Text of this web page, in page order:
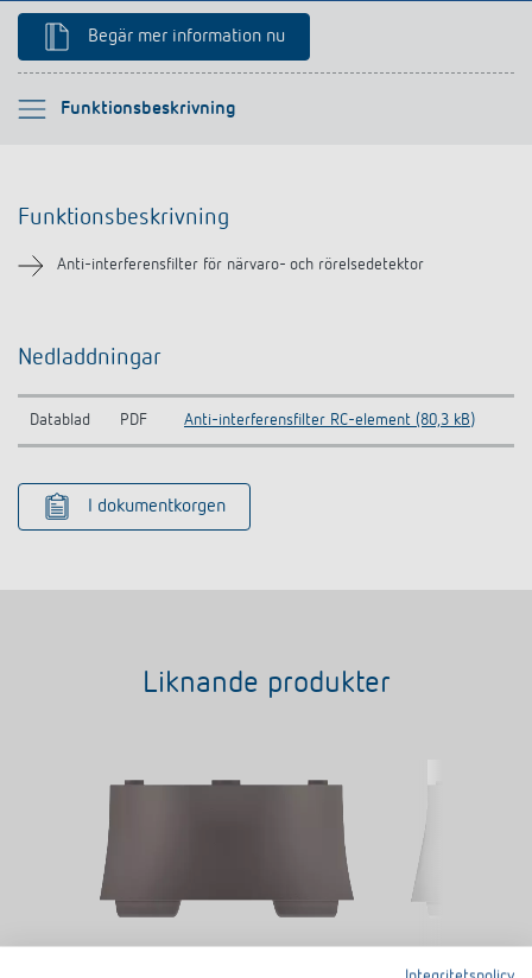
Begär mer information nu
Funktionsbeskrivning
Vänligen välj
Funktionsbeskrivning
Anti-interferensfilter för närvaro- och rörelsedetektor
Nedladdningar
Datablad PDF Anti-interferensfilter RC-element (80,3 kB)
I dokumentkorgen
Liknande produkter